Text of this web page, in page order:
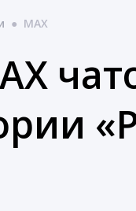
● MAX